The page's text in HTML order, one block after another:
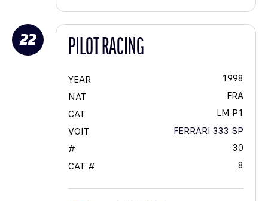
22 PILOT RACING
YEAR
1998
NAT
FRA
CAT
LM P1
VOIT
FERRARI 333 SP
#
30
CAT #
8